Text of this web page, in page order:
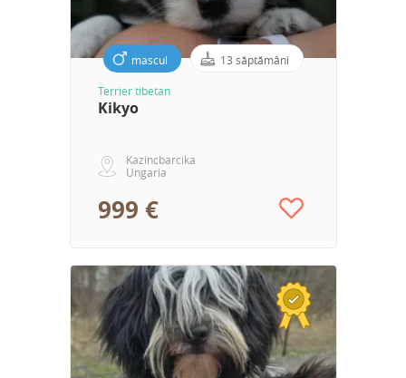
mascul 13 săptămâni
Terrier tibetan
Kikyo
Kazincbarcika
Ungaria
999 €